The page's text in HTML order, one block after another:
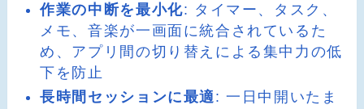
作業の中断を最小化: タイマー、タスク、
メモ、音楽が一画面に統合されているた
め、アプリ間の切り替えによる集中力の低
下を防止
長時間セッションに最適: 一日中開いたま